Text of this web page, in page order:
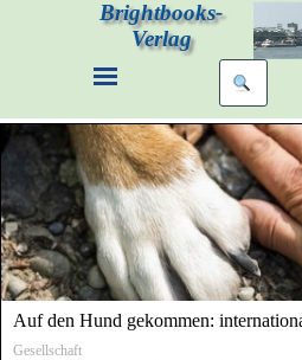
Brightbooks-
Verlag
Auf den Hund gekommen:
Gesellschaft